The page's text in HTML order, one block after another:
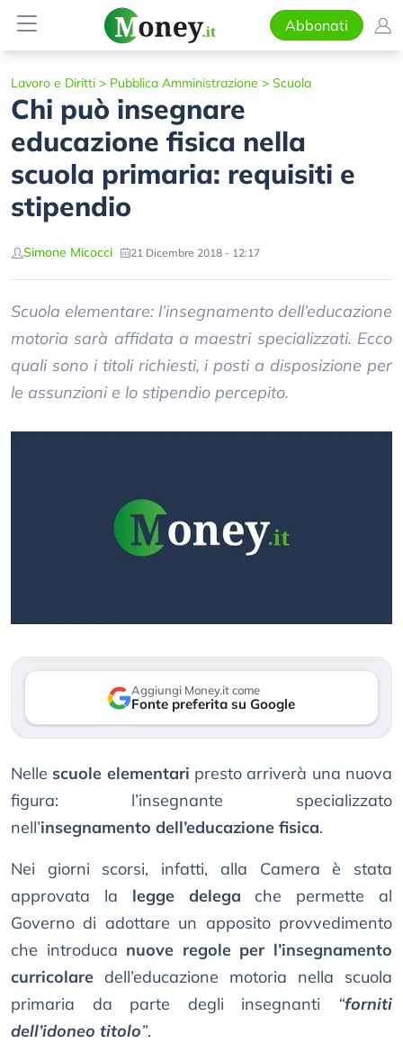
Abbonati
Lavoro e Diritti > Pubblica Amministrazione > Scuola
Chi può insegnare
educazione fisica nella
scuola primaria: requisiti e
stipendio
Simone Micocci 21 Dicembre 2018 - 12:17
Scuola elementare: l’insegnamento dell’educazione
motoria sarà affidata a maestri specializzati. Ecco
quali sono i titoli richiesti, i posti a disposizione per
le assunzioni e lo stipendio percepito.
Aggiungi Money.it come
Fonte preferita su Google
Nelle scuole elementari presto arriverà una nuova
figura: l’insegnante specializzato
nell’insegnamento dell’educazione fisica.
Nei giorni scorsi, infatti, alla Camera è stata
approvata la legge delega che permette al
Governo di adottare un apposito provvedimento
che introduca nuove regole per l’insegnamento
curricolare dell’educazione motoria nella scuola
primaria da parte degli insegnanti “forniti
dell’idoneo titolo”.